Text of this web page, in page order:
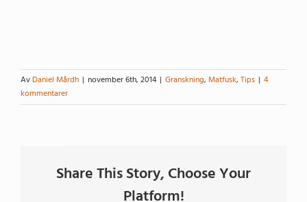
Av Daniel Mårdh | november 6th, 2014 | Granskning, Matfusk, Tips | 4
kommentarer
Share This Story, Choose Your
Platform!